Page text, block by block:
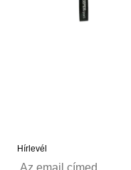
Hírlevél